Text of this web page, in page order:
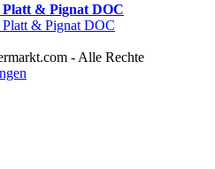
& Pignat DOC
- Alle Rechte